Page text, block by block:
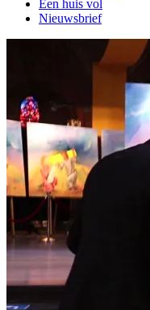
Een huis vol
Nieuwsbrief